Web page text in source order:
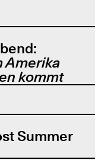
Amerika
kommt
Summer